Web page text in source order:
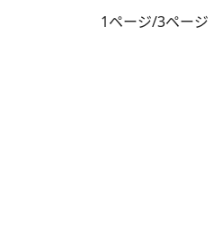
1ページ/3ページ